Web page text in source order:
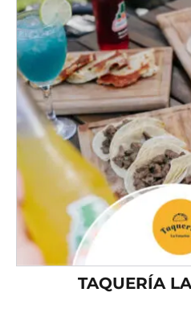
TAQUERÍA